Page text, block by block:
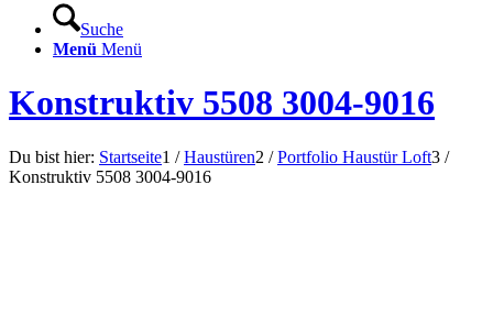
Suche
Menü Menü
Konstruktiv 5508 3004-9016
Du bist hier: Startseite1 / Haustüren2 / Portfolio Haustür Loft3 /
Konstruktiv 5508 3004-9016